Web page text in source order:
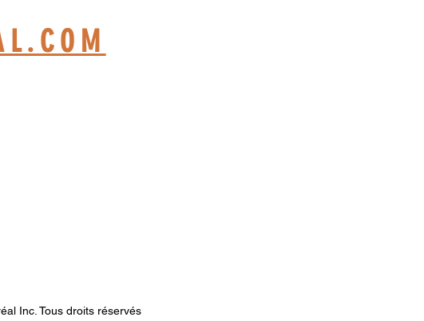
Inc. Tous droits réservés